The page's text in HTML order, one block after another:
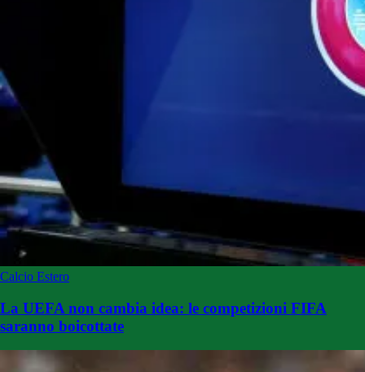
Calcio Estero
La UEFA non cambia idea: le competizioni FIFA
saranno boicottate